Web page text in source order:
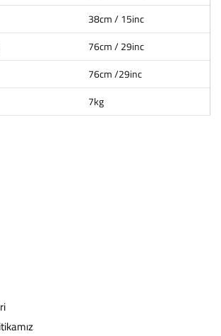
38cm / 15inc
76cm / 29inc
76cm /29inc
7kg